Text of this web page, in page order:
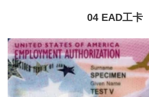
04 EAD工卡